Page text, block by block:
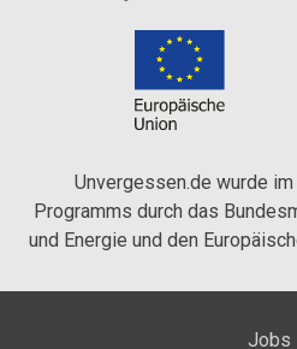
Unvergessen.de wurde im
Programms durch das
und Energie und den
Jobs